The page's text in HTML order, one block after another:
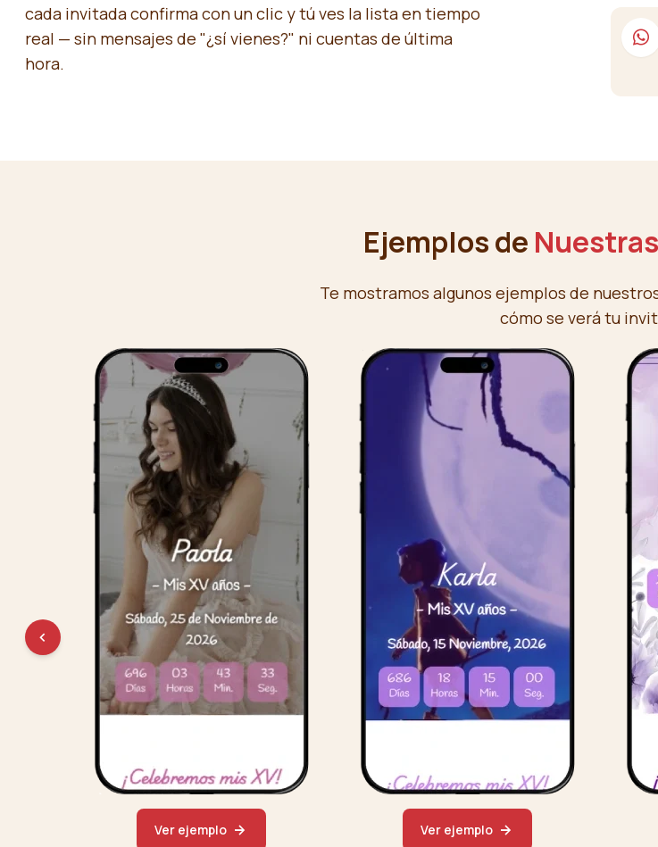
cada invitada confirma con un clic y tú ves la lista en tiempo
real — sin mensajes de "¿sí vienes?" ni cuentas de última
hora.
Ejemplos de
Te mostramos algunos ejemplos de
cómo se verá tu
Ver ejemplo Ver ejemplo